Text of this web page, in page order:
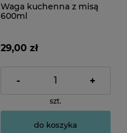
Waga kuchenna z misą
600ml
29,00 zł
- +
szt.
do koszyka